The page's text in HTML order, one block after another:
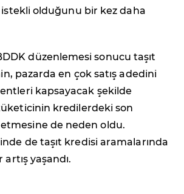
istekli olduğunu bir kez daha
düzenlemesi sonucu taşıt
pazarda en çok satış adedini
kapsayacak şekilde
kredilerdeki son
de neden oldu.
de taşıt kredisi aramalarında
yaşandı.